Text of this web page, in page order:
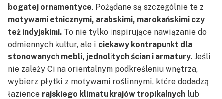
bogatej ornamentyce. Pożądane są szczególnie te z
motywami etnicznymi, arabskimi, marokańskimi czy
też indyjskimi. To nie tylko inspirujące nawiązanie do
odmiennych kultur, ale i ciekawy kontrapunkt dla
stonowanych mebli, jednolitych ścian i armatury. Jeśli
nie zależy Ci na orientalnym podkreśleniu wnętrza,
wybierz płytki z motywami roślinnymi, które dodadzą
łazience rajskiego klimatu krajów tropikalnych lub